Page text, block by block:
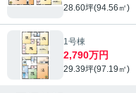
28.60坪(94.56㎡)
1号棟
2,790万円
29.39坪(97.19㎡)